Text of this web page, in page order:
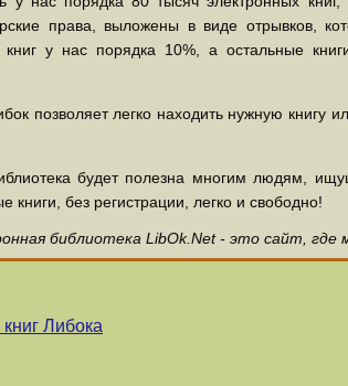
права, выложены в виде отрывков,
книг у нас порядка 10%, а остальные
позволяет легко находить нужную
будет полезна многим людям,
книги, без регистрации, легко и свободно!
библиотека LibOk.Net - это сайт, где
Либока